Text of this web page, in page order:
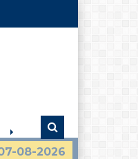
08-2026
smpn 4 pakem